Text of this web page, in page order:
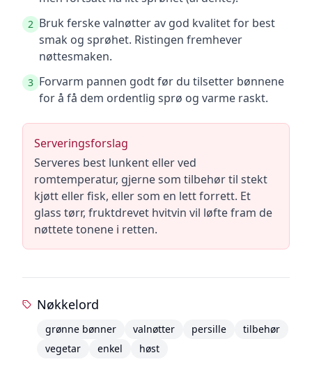
2 Bruk ferske valnøtter av god kvalitet for best
smak og sprøhet. Ristingen fremhever
nøttesmaken.
3 Forvarm pannen godt før du tilsetter bønnene
for å få dem ordentlig sprø og varme raskt.
Serveringsforslag
Serveres best lunkent eller ved
romtemperatur, gjerne som tilbehør til stekt
kjøtt eller fisk, eller som en lett forrett. Et
glass tørr, fruktdrevet hvitvin vil løfte fram de
nøttete tonene i retten.
Nøkkelord
grønne bønner valnøtter persille
tilbehør
vegetar
enkel høst